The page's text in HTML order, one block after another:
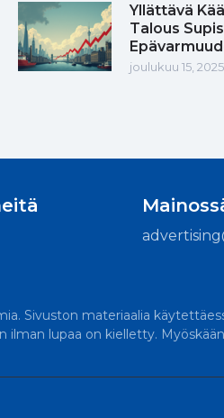
Yllättävä
Talous
joulukuu 15, 2025
Sivuston materiaalia
ilman lupaa on kielletty.